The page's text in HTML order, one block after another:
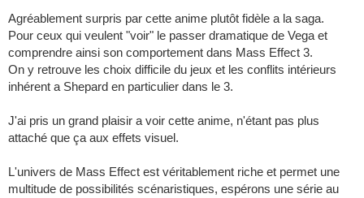
Agréablement surpris par cette anime plutôt fidèle a la saga.
Pour ceux qui veulent "voir" le passer dramatique de Vega et
comprendre ainsi son comportement dans Mass Effect 3.
On y retrouve les choix difficile du jeux et les conflits intérieurs
inhérent a Shepard en particulier dans le 3.
J'ai pris un grand plaisir a voir cette anime, n'étant pas plus
attaché que ça aux effets visuel.
L'univers de Mass Effect est véritablement riche et permet une
multitude de possibilités scénaristiques, espérons une série au